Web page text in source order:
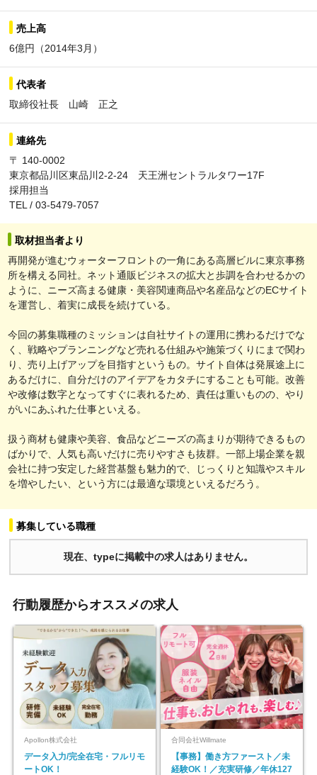
売上高
6億円（2014年3月）
代表者
取締役社長 山崎 正之
連絡先
〒 140-0002
東京都品川区東品川2-2-24 天王洲セントラルタワー17F
採用担当
TEL / 03-5479-7057
取材担当者より
再開発が進むウォーターフロントの一角にある高層ビルに東京事務
所を構える同社。ネット通販ビジネスの拡大と歩調を合わせるかの
ように、ニーズ高まる健康・美容関連商品や名産品などのECサイト
を運営し、着実に成長を続けている。
今回の募集職種のミッションは自社サイトの運用に携わるだけでな
く、戦略やプランニングなど売れる仕組みや施策づくりにまで関わ
り、売り上げアップを目指すというもの。サイト自体は発展途上に
あるだけに、自分だけのアイデアをカタチにすることも可能。改善
や改修は数字となってすぐに表れるため、責任は重いものの、やり
がいにあふれた仕事といえる。
扱う商材も健康や美容、食品などニーズの高まりが期待できるもの
ばかりで、人気も高いだけに売りやすさも抜群。一部上場企業を親
会社に持つ安定した経営基盤も魅力的で、じっくりと知識やスキル
を増やしたい、という方には最適な環境といえるだろう。
募集している職種
現在、typeに掲載中の求人はありません。
行動履歴からオススメの求人
Apollon株式会社
データ入力/完全在宅・フルリモ
ートOK！
合同会社Willmate
【事務】働き方ファースト／未
経験OK！／充実研修／年休127